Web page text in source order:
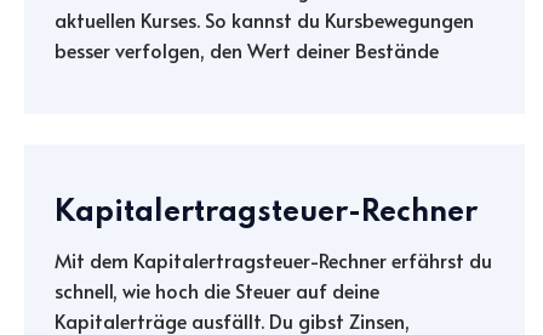
aktuellen Kurses. So kannst du Kursbewegungen
besser verfolgen, den Wert deiner Bestände
Kapitalertragsteuer-Rechner
Mit dem Kapitalertragsteuer-Rechner erfährst du
schnell, wie hoch die Steuer auf deine
Kapitalerträge ausfällt. Du gibst Zinsen,